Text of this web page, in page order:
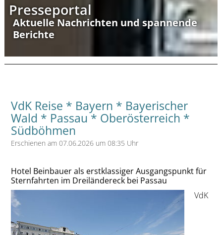
Presseportal
Aktuelle Nachrichten und spannende
Berichte
VdK Reise * Bayern * Bayerischer
Wald * Passau * Oberösterreich *
Südböhmen
Erschienen am 07.06.2026 um 08:35 Uhr
Hotel Beinbauer als erstklassiger Ausgangspunkt für
Sternfahrten im Dreiländereck bei Passau
VdK